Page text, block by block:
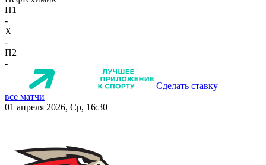
П1
-
X
-
П2
-
Сделать ставку
все матчи
01 апреля 2026, Ср, 16:30